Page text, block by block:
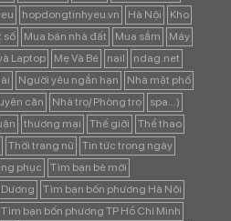
hopdongtinhyeu.vn Hà Nội
Kho
số Mua bán nhà đất Mua sắm
Máy
Laptop Mẹ Và Bé nail
ndag.net
Người yêu ngắn hạn
Nhà mặt phố
căn Nhà trọ/ Phòng trọ
spa...)
thương mại Thế giới
Thể thao
Thời trang nữ
Tin tức trong ngày
phục
Tìm bạn bè mới
Tìm bạn bốn phương Hà Nội
Tìm bạn bốn phương TP Hồ Chí Minh